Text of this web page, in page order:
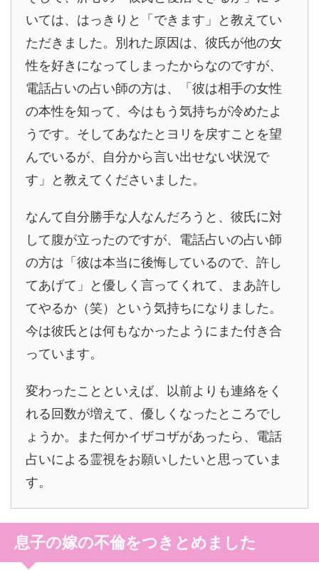
いては、はっきりと「できます」と教えてい
ただきました。別れた原因は、彼氏が他の女
性を好きになってしまったからなのですが、
電話占いの占い師の方は、「彼は相手の女性
の本性を知って、今はもう気持ちが冷めたよ
うです。そしてあなたとヨリを戻すことを望
んでいるが、自分から言い出せない状況で
す」と教えてくださいました。
なんて自分勝手な人なんだろうと、彼氏に対
して腹が立ったのですが、電話占いの占い師
の方は「彼は本当に後悔しているので、許し
てあげて」と優しく言ってくれて、まあ許し
てやるか（笑）という気持ちになりました。
今は彼氏とは何もなかったようにまた付き合
っています。
変わったことといえば、以前よりも連絡をく
れる回数が増えて、優しくなったところでし
ょうか。また何かイザコザがあったら、電話
占いによる霊視をお願いしたいと思っていま
す。
息子の嫁の不倫をつきとめました